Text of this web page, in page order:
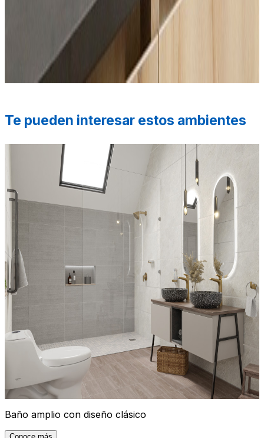
*Las fotografías de productos y ambientes son
ilustrativas, algunos atributos de color y textura pueden
variar de acuerdo a la resolución de tu pantalla y diferir
de la realidad. Los elementos de ambientación no se
incluyen en la compra.
Te pueden interesar estos ambientes
Baño amplio con diseño clásico